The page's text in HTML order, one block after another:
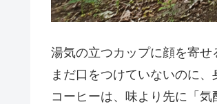
湯気の立つカップに顔を寄せ
まだ口をつけていないのに、
コーヒーは、味より先に「気